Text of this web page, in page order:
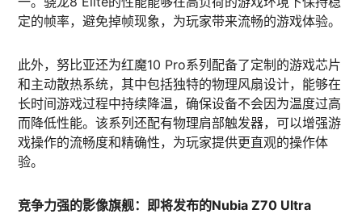
定的帧率，避免掉帧现象，为玩家带来流畅的游戏体验。
此外，努比亚还为红魔10 Pro系列配备了定制的游戏芯片
和主动散热系统，其中包括独特的物理风扇设计，能够在
长时间游戏过程中持续降温，确保设备不会因为温度过高
而降低性能。该系列还配有物理肩部触发器，可以增强游
戏操作的流畅度和精确性，为玩家提供更直观的操作体
验。
竞争力强的影像旗舰：即将发布的Nubia Z70 Ultra